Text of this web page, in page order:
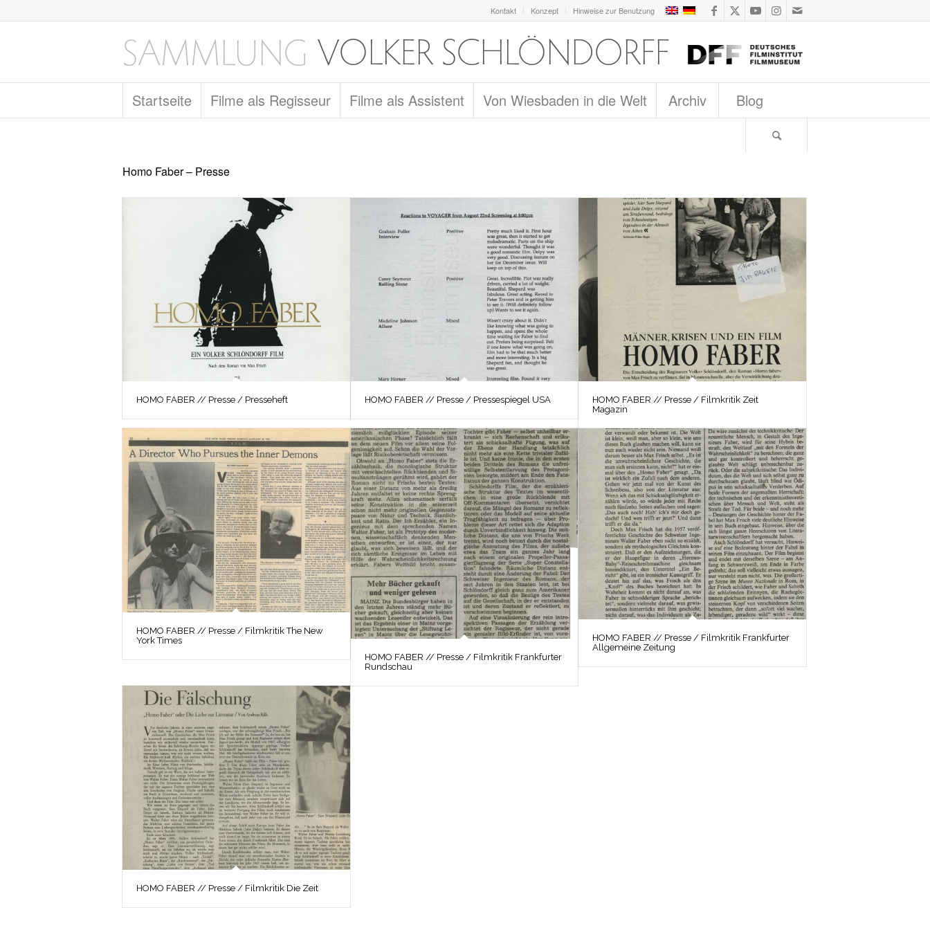
Kontakt Konzept Hinweise zur Benutzung
Startseite Filme als Regisseur Filme als Assistent Von Wiesbaden in die Welt Archiv Blog
Homo Faber – Presse
HOMO FABER // Presse / Presseheft HOMO FABER // Presse / Pressespiegel USA
HOMO FABER // Presse / Filmkritik Zeit
Magazin
HOMO FABER // Presse / Filmkritik The New
York Times
HOMO FABER // Presse / Filmkritik Frankfurter
Rundschau
HOMO FABER // Presse / Filmkritik Frankfurter
Allgemeine Zeitung
HOMO FABER // Presse / Filmkritik Die Zeit